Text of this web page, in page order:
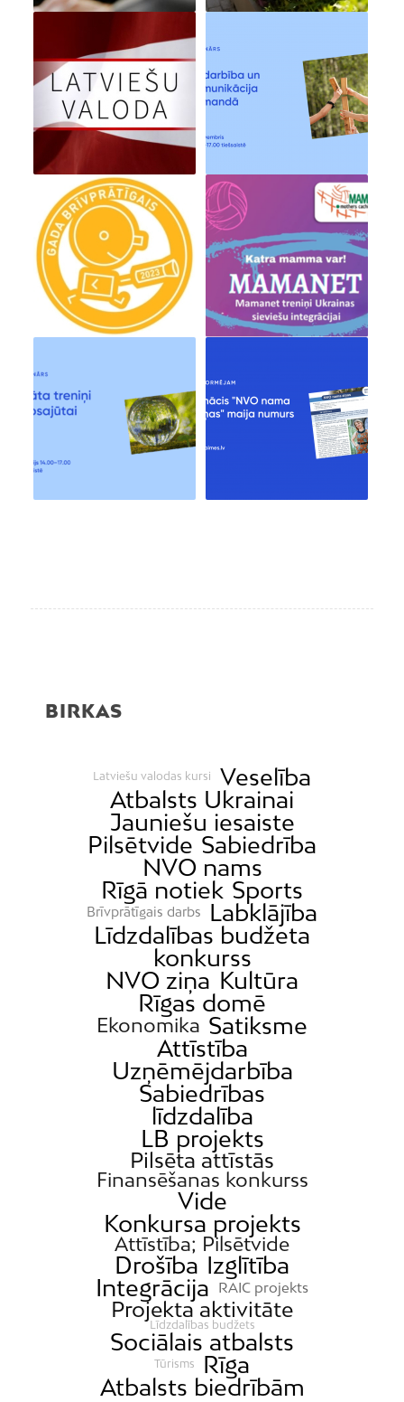
BIRKAS
Latviešu valodas kursi
Veselība
Atbalsts Ukrainai
Jauniešu iesaiste
Pilsētvide Sabiedrība
NVO nams
Rīgā notiek Sports
Brīvprātīgais darbs
Labklājība
Līdzdalības budžeta
konkurss
NVO ziņa Kultūra
Rīgas domē
Ekonomika Satiksme
Attīstība
Uzņēmējdarbība
Sabiedrības
līdzdalība
LB projekts
Pilsēta attīstās
Finansēšanas konkurss
Vide
Konkursa projekts
Attīstība; Pilsētvide
Drošība Izglītība
Integrācija
RAIC projekts
Projekta aktivitāte
Līdzdalības budžets
Sociālais atbalsts
Tūrisms
Rīga
Atbalsts biedrībām